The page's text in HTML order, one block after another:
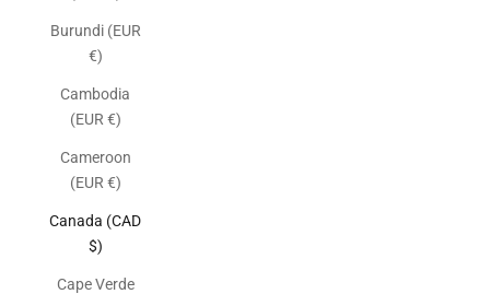
Burundi (EUR
€)
Cambodia
(EUR €)
Cameroon
(EUR €)
Canada (CAD
$)
Cape Verde